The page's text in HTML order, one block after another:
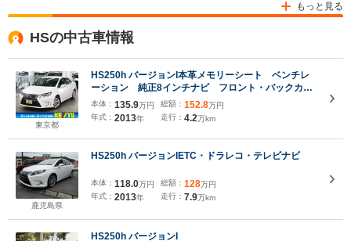
もっと見る
HSの中古車情報
東京都
HS250h バージョンI本革メモリーシート ベンチレ
ーション 純正8インチナビ フロント・バックカメ
ラ BTオーディオ フルセグTV USB端子 スマー
トキー ETC クルーズコントロール クリアランス
ソナー LEDランプ
本体： 135.9万円
年式： 2013年
総額： 152.8万円
走行： 4.2万km
鹿児島県
HS250h バージョンIETC・ドラレコ・テレビナビ
本体： 118.0万円
年式： 2013年
総額： 128万円
走行： 7.9万km
HS250h バージョンI